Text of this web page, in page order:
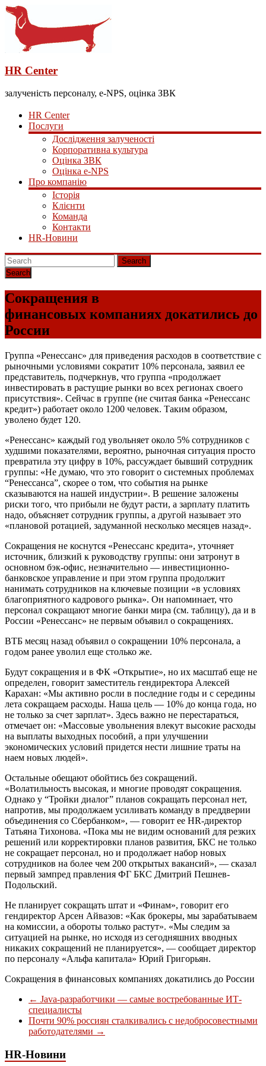
HR Center
залученість персоналу, e-NPS, оцінка ЗВК
HR Center
Послуги
Дослідження залученості
Корпоративна культура
Оцінка ЗВК
Оцінка e-NPS
Про компанію
Історія
Клієнти
Команда
Контакти
HR-Новини
Search
Сокращения в
финансовых компаниях докатились до
России
Группа «Ренессанс» для приведения расходов в соответствие с
рыночными условиями сократит 10% персонала, заявил ее
представитель, подчеркнув, что группа «продолжает
инвестировать в растущие рынки во всех регионах своего
присутствия». Сейчас в группе (не считая банка «Ренессанс
кредит») работает около 1200 человек. Таким образом,
уволено будет 120.
«Ренессанс» каждый год увольняет около 5% сотрудников с
худшими показателями, вероятно, рыночная ситуация просто
превратила эту цифру в 10%, рассуждает бывший сотрудник
группы: «Не думаю, что это говорит о системных проблемах
“Ренессанса”, скорее о том, что события на рынке
сказываются на нашей индустрии». В решение заложены
риски того, что прибыли не будут расти, а зарплату платить
надо, объясняет сотрудник группы, а другой называет это
«плановой ротацией, задуманной несколько месяцев назад».
Сокращения не коснутся «Ренессанс кредита», уточняет
источник, близкий к руководству группы: они затронут в
основном бэк-офис, незначительно — инвестиционно-
банковское управление и при этом группа продолжит
нанимать сотрудников на ключевые позиции «в условиях
благоприятного кадрового рынка». Он напоминает, что
персонал сокращают многие банки мира (см. таблицу), да и в
России «Ренессанс» не первым объявил о сокращениях.
ВТБ месяц назад объявил о сокращении 10% персонала, а
годом ранее уволил еще столько же.
Будут сокращения и в ФК «Открытие», но их масштаб еще не
определен, говорит заместитель гендиректора Алексей
Карахан: «Мы активно росли в последние годы и с середины
лета сокращаем расходы. Наша цель — 10% до конца года, но
не только за счет зарплат». Здесь важно не перестараться,
отмечает он: «Массовые увольнения влекут высокие расходы
на выплаты выходных пособий, а при улучшении
экономических условий придется нести лишние траты на
наем новых людей».
Остальные обещают обойтись без сокращений.
«Волатильность высокая, и многие проводят сокращения.
Однако у “Тройки диалог” планов сокращать персонал нет,
напротив, мы продолжаем усиливать команду в преддверии
объединения со Сбербанком», — говорит ее HR-директор
Татьяна Тихонова. «Пока мы не видим оснований для резких
решений или корректировки планов развития, БКС не только
не сокращает персонал, но и продолжает набор новых
сотрудников на более чем 200 открытых вакансий», — сказал
первый зампред правления ФГ БКС Дмитрий Пешнев-
Подольский.
Не планирует сокращать штат и «Финам», говорит его
гендиректор Арсен Айвазов: «Как брокеры, мы зарабатываем
на комиссии, а обороты только растут». «Мы следим за
ситуацией на рынке, но исходя из сегодняшних вводных
никаких сокращений не планируется», — сообщает директор
по персоналу «Альфа капитала» Юрий Григорьян.
Сокращения в финансовых компаниях докатились до России
← Java-разработчики — cамые востребованные ИТ-
специалисты
Почти 90% россиян сталкивались с недобросовестными
работодателями →
HR-Новини